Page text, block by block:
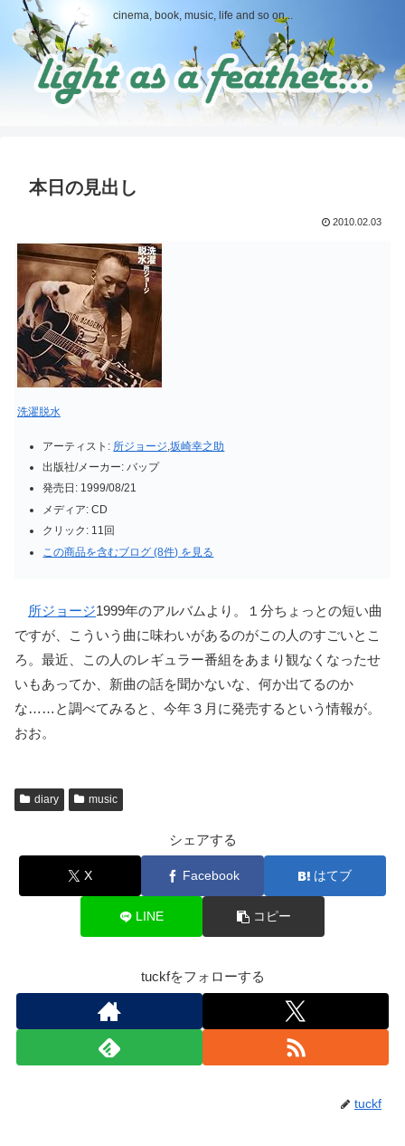
cinema, book, music, life and so on...
本日の見出し
2010.02.03
洗濯脱水
アーティスト: 所ジョージ ,坂崎幸之助
出版社/メーカー: バップ
発売日: 1999/08/21
メディア: CD
クリック : 11回
この商品を含むブログ (8件) を見る
所ジョージ1999年のアルバムより。１分ちょっとの短い曲
ですが、こういう曲に味わいがあるのがこの人のすごいとこ
ろ。最近、この人のレギュラー番組をあまり観なくなったせ
いもあってか、新曲の話を聞かないな、何か出てるのか
な……と調べてみると、今年３月に発売するという情報が。
おお。
diary music
シェアする
X Facebook はてブ
LINE コピー
tuckfをフォローする
tuckf